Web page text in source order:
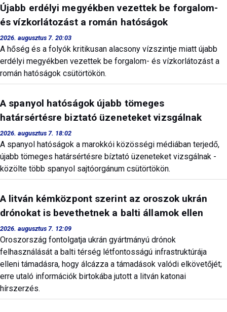
Újabb erdélyi megyékben vezettek be forgalom-
és vízkorlátozást a román hatóságok
2026. augusztus 7. 20:03
A hőség és a folyók kritikusan alacsony vízszintje miatt újabb
erdélyi megyékben vezettek be forgalom- és vízkorlátozást a
román hatóságok csütörtökön.
A spanyol hatóságok újabb tömeges
határsértésre biztató üzeneteket vizsgálnak
2026. augusztus 7. 18:02
A spanyol hatóságok a marokkói közösségi médiában terjedő,
újabb tömeges határsértésre bíztató üzeneteket vizsgálnak -
közölte több spanyol sajtóorgánum csütörtökön.
A litván kémközpont szerint az oroszok ukrán
drónokat is bevethetnek a balti államok ellen
2026. augusztus 7. 12:09
Oroszország fontolgatja ukrán gyártmányú drónok
felhasználását a balti térség létfontosságú infrastruktúrája
elleni támadásra, hogy álcázza a támadások valódi elkövetőjét;
erre utaló információk birtokába jutott a litván katonai
hírszerzés.